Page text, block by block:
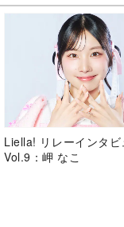
Liella! リレーインタビ
Vol.9：岬 なこ